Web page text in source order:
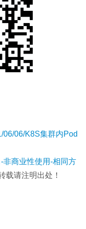
06/06/K8S集群内Pod
非商业性使用-相同方
载请注明出处！